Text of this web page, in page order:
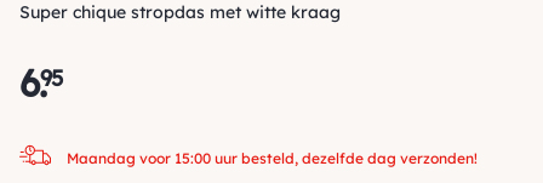
Super chique stropdas met witte kraag
6.
95
Maandag voor 15:00 uur besteld, dezelfde dag verzonden!